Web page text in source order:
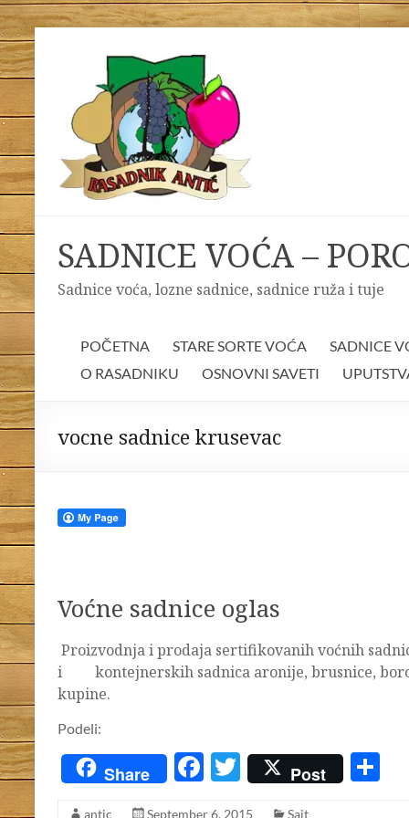
Skip
to
content
SADNICE VOĆA –
Sadnice voća, lozne sadnice, sadnice ruža i tuje
POČETNA STARE SORTE VOĆA SADNICE
O RASADNIKU
OSNOVNI SAVETI
vocne sadnice krusevac
Voćne sadnice oglas
Proizvodnja i prodaja sertifikovanih voćnih
i kontejnerskih sadnica aronije, brusnice,
kupine.
Podeli:
Share
F
T
w
Post
antic September 6, 2015 Sajt